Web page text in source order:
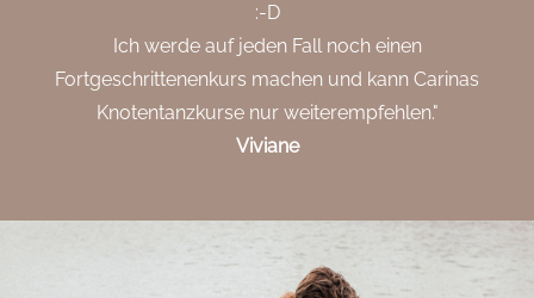
:-D
Ich werde auf jeden Fall noch einen
Fortgeschrittenenkurs machen und kann Carinas
Knotentanzkurse nur weiterempfehlen."
Viviane